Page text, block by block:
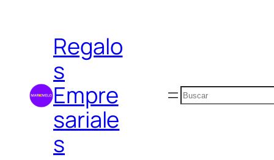
contenidoRegalo
s
Empre
sariale
s
Buscar